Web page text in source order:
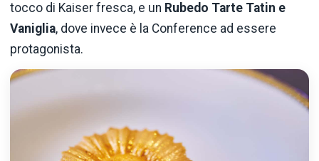
tocco di Kaiser fresca, e un Rubedo Tarte Tatin e
Vaniglia, dove invece è la Conference ad essere
protagonista.